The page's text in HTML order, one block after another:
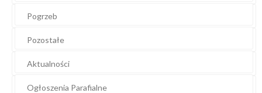
Pogrzeb
Pozostałe
Aktualności
Ogłoszenia Parafialne